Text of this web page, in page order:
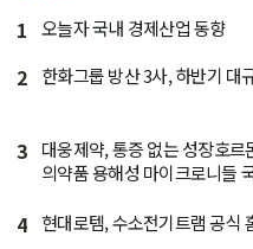
1 오늘자 국내 경제산업 동향
2 한화그룹 방산 3사, 하반기 대
3
대웅제약, 통증 없는 성장호
의약품 용해성 마이크로니들
4 현대로템, 수소전기트램 공식